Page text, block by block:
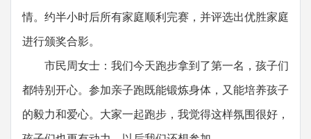
情。约半小时后所有家庭顺利完赛，并评选出优胜家庭
进行颁奖合影。
市民周女士：我们今天跑步拿到了第一名，孩子们
都特别开心。参加亲子跑既能锻炼身体，又能培养孩子
的毅力和爱心。大家一起跑步，我觉得这样氛围很好，